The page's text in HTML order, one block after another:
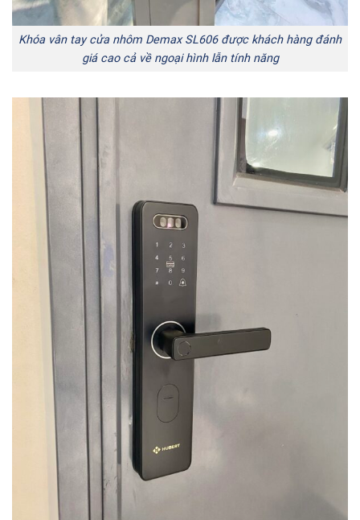
Khóa vân tay cửa nhôm Demax SL606 được khách hàng đánh
giá cao cả về ngoại hình lẫn tính năng